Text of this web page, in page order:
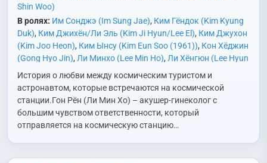
Shin Woo)
В ролях: Им Сонджэ (Im Sung Jae), Ким Гёндок (Kim Kyung
Duk), Ким Джихён/Ли Эль (Kim Ji Hyun/Lee El), Ким Джухон
(Kim Joo Heon), Ким Ынсу (Kim Eun Soo (1961)), Кон Хёджин
(Gong Hyo Jin), Ли Минхо (Lee Min Ho), Ли Хёнгюн (Lee Hyun
Kyun)
Ли Чхохи (Lee Cho Hee)
Еён (Park Ye Young)
Пэк Ынхе (Baek Eun Hye)
Хан Джиын
(Han Ji Eun)
Хо Намджун (Heo Nam Jun)
Yeon Joo)
Чон Сугён (Jeon Soo Kyung)
Чхве Джонвон (Choi
Jung Won (1969))
История о любви между космическим туристом и
астронавтом, которые встречаются на космической
станции.Гон Рён (Ли Мин Хо) – акушер-гинеколог с
большим чувством ответственности, который
отправляется на космическую станцию…